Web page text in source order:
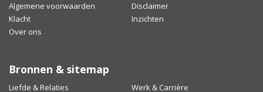
Algemene voorwaarden
Disclaimer
Klacht
Inzichten
Over ons
Bronnen & sitemap
Liefde & Relaties Werk & Carrière